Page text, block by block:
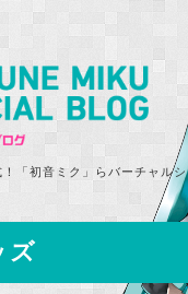
「初音ミク」らバーチャル
ズ